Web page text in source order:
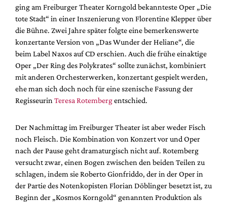
Podcast
Service
Shop / Abo
Newsletter
Redaktion
Autor:innen
Partner
Suche
ging am Freiburger Theater Korngold bekannteste Oper „Die
tote Stadt“ in einer Inszenierung von Florentine Klepper über
die Bühne. Zwei Jahre später folgte eine bemerkenswerte
konzertante Version von „Das Wunder der Heliane“, die
beim Label Naxos auf CD erschien. Auch die frühe einaktige
Oper „Der Ring des Polykrates“ sollte zunächst, kombiniert
mit anderen Orchesterwerken, konzertant gespielt werden,
ehe man sich doch noch für eine szenische Fassung der
Regisseurin Teresa Rotembergentschied.
Der Nachmittag im Freiburger Theater ist aber weder Fisch
noch Fleisch. Die Kombination von Konzert vor und Oper
nach der Pause geht dramaturgisch nicht auf. Rotemberg
versucht zwar, einen Bogen zwischen den beiden Teilen zu
schlagen, indem sie Roberto Gionfriddo, der in der Oper in
der Partie des Notenkopisten Florian Döblinger besetzt ist, zu
Beginn der „Kosmos Korngold“ genannten Produktion als